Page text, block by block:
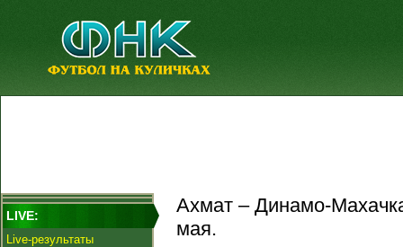
LIVE:
Live-результаты
Ахмат – Динамо-
мая.